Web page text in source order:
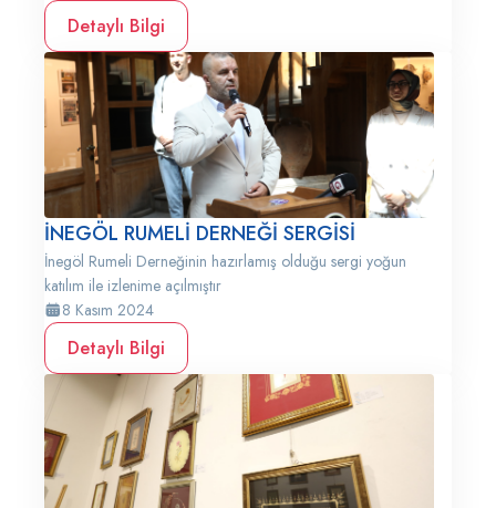
Detaylı Bilgi
İNEGÖL RUMELİ DERNEĞİ SERGİSİ
İnegöl Rumeli Derneğinin hazırlamış olduğu sergi yoğun
katılım ile izlenime açılmıştır
8 Kasım 2024
Detaylı Bilgi